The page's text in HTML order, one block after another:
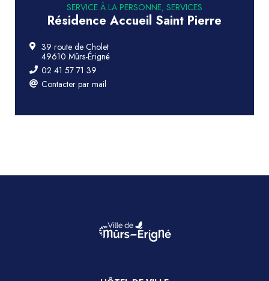
SERVICE À LA PERSONNE, SERVICES
Résidence Accueil Saint Pierre
39 route de Cholet
49610 Mûrs-Érigné
02 41 57 71 39
Contacter par mail